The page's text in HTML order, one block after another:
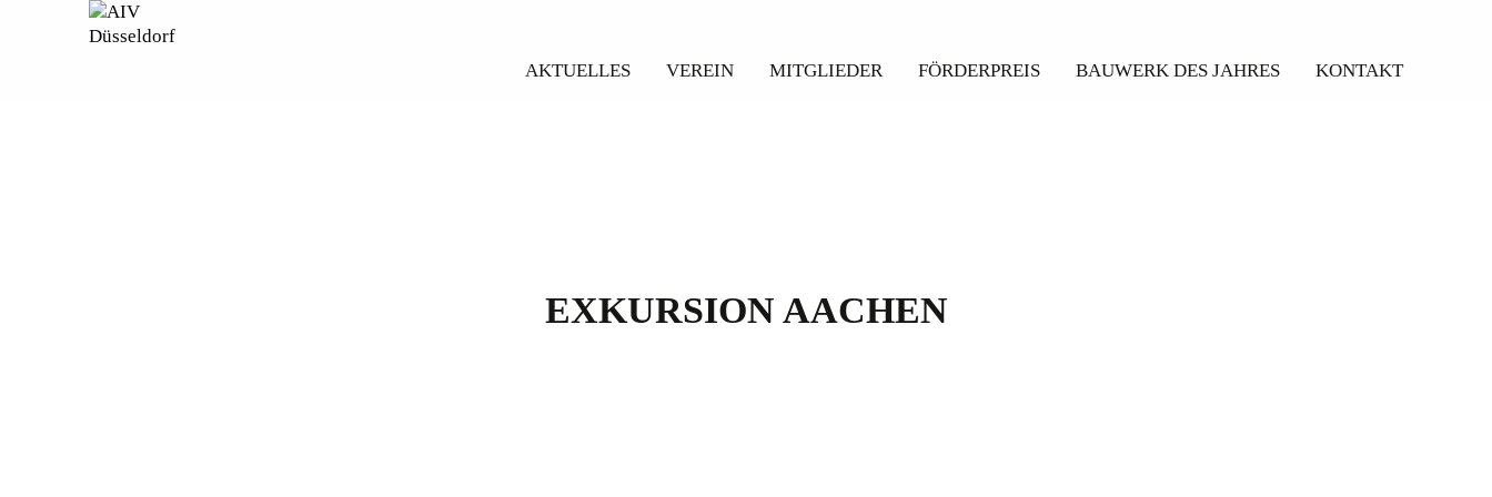
AKTUELLES VEREIN MITGLIEDER FÖRDERPREIS BAUWERK DES JAHRES KONTAKT
EXKURSION AACHEN